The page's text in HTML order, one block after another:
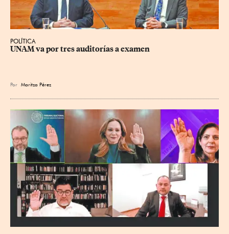
POLÍTICA
UNAM va por tres auditorías a examen
Por Maritza Pérez